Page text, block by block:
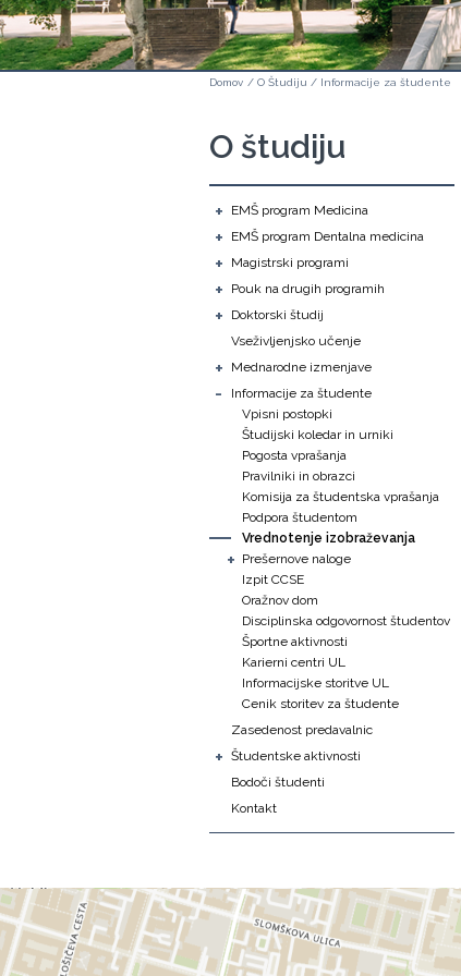
Domov / O Študiju / Informacije za študente
O študiju
+ EMŠ program Medicina
+ EMŠ program Dentalna medicina
+ Magistrski programi
+ Pouk na drugih programih
+
Doktorski študij
Vseživljenjsko učenje
+ Mednarodne izmenjave
-
Informacije za študente
Vpisni postopki
Študijski koledar in urniki
Pogosta vprašanja
Pravilniki in obrazci
Komisija za študentska vprašanja
Podpora študentom
Vrednotenje izobraževanja
+ Prešernove naloge
Izpit CCSE
Oražnov dom
Disciplinska odgovornost študentov
Športne aktivnosti
Karierni centri UL
Informacijske storitve UL
Cenik storitev za študente
Zasedenost predavalnic
+ Študentske aktivnosti
Bodoči študenti
Kontakt